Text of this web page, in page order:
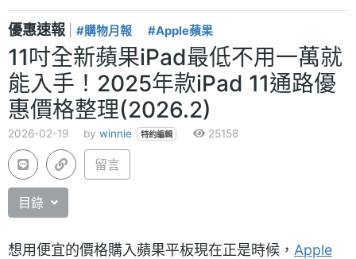
優惠速報 #購物月報 #Apple蘋果
11吋全新蘋果iPad最低不用一萬就
能入手！2025年款iPad 11通路優
惠價格整理(2026.2)
2026-02-19 by winnie 特約編輯 25158
留言
目錄
想用便宜的價格購入蘋果平板現在正是時候， Apple